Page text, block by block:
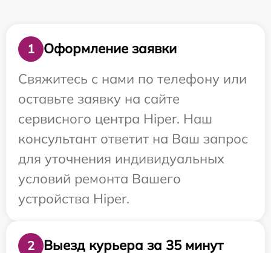
1
Оформление заявки
Свяжитесь с нами по телефону или
оставьте заявку на сайте
сервисного центра Hiper. Наш
консультант ответит на Ваш запрос
для уточнения индивидуальных
условий ремонта Вашего
устройства Hiper.
2
Выезд курьера за 35 минут